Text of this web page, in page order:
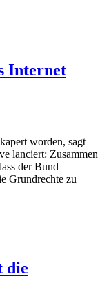
Internet
worden, sagt
lanciert: Zusammen
der Bund
Grundrechte zu
die